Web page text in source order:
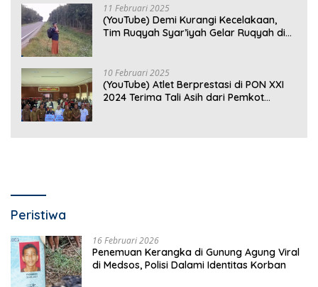
11 Februari 2025
(YouTube) Demi Kurangi Kecelakaan,
Tim Ruqyah Syar’iyah Gelar Ruqyah di
10 Februari 2025
(YouTube) Atlet Berprestasi di PON XXI
2024 Terima Tali Asih dari Pemkot
Peristiwa
16 Februari 2026
Penemuan Kerangka di Gunung Agung Viral
di Medsos, Polisi Dalami Identitas Korban